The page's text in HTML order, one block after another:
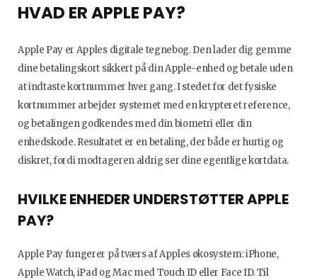
HVAD ER APPLE PAY?
Apple Pay er Apples digitale tegnebog. Den lader dig gemme
dine betalingskort sikkert på din Apple-enhed og betale uden
at indtaste kortnummer hver gang. I stedet for det fysiske
kortnummer arbejder systemet med en krypteret reference,
og betalingen godkendes med din biometri eller din
enhedskode. Resultatet er en betaling, der både er hurtig og
diskret, fordi modtageren aldrig ser dine egentlige kortdata.
HVILKE ENHEDER UNDERSTØTTER APPLE
PAY?
Apple Pay fungerer på tværs af Apples økosystem: iPhone,
Apple Watch, iPad og Mac med Touch ID eller Face ID. Til